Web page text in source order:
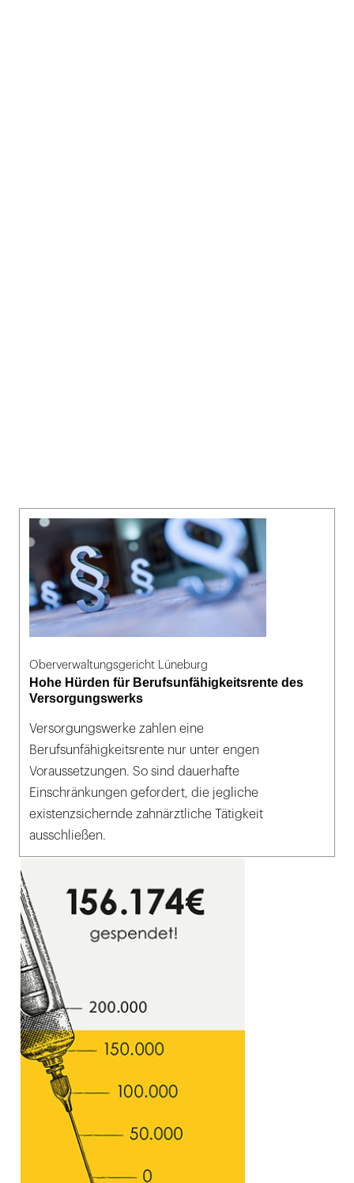
Oberverwaltungsgericht Lüneburg
Hohe Hürden für Berufsunfähigkeitsrente des
Versorgungswerks
Versorgungswerke zahlen eine
Berufsunfähigkeitsrente nur unter engen
Voraussetzungen. So sind dauerhafte
Einschränkungen gefordert, die jegliche
existenzsichernde zahnärztliche Tätigkeit
ausschließen.